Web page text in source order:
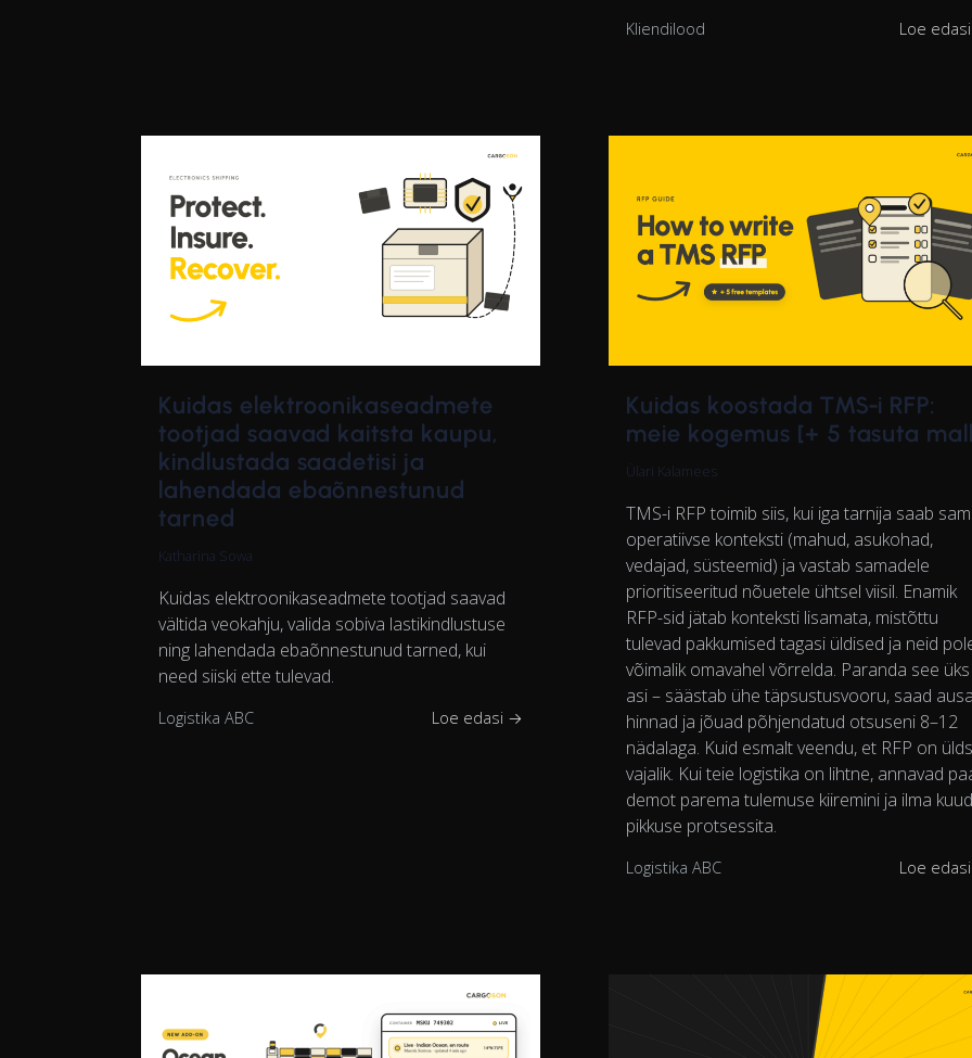
Kliendilood Loe
Kuidas elektroonikaseadmete
tootjad saavad kaitsta kaupu,
kindlustada saadetisi ja
lahendada ebaõnnestunud
tarned
Katharina Sowa
Kuidas elektroonikaseadmete tootjad saavad
vältida veokahju, valida sobiva lastikindlustuse
ning lahendada ebaõnnestunud tarned, kui
need siiski ette tulevad.
Logistika ABC Loe edasi →
Kuidas koostada TMS-i RFP:
meie kogemus [+ 5 tasuta
Ülari Kalamees
TMS-i RFP toimib siis, kui iga tarnija saab
operatiivse konteksti (mahud, asukohad,
vedajad, süsteemid) ja vastab samadele
prioritiseeritud nõuetele ühtsel viisil. Enamik
RFP-sid jätab konteksti lisamata, mistõttu
tulevad pakkumised tagasi üldised ja neid
võimalik omavahel võrrelda. Paranda see üks
asi – säästab ühe täpsustusvooru, saad
hinnad ja jõuad põhjendatud otsuseni 8–12
nädalaga. Kuid esmalt veendu, et RFP on
vajalik. Kui teie logistika on lihtne, annavad
demot parema tulemuse kiiremini ja ilma
pikkuse protsessita.
Logistika ABC Loe